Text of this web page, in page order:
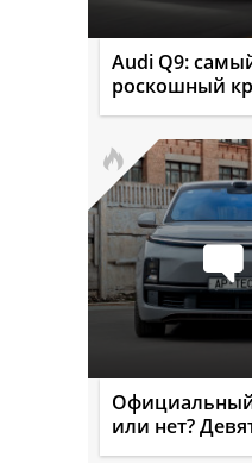
Audi Q9:
роскошный
Официальный
или нет?